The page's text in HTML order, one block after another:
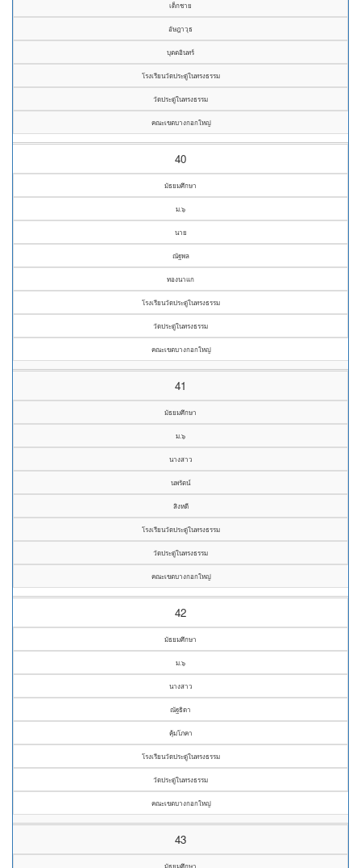
เด็กชาย
อัษฎาวุธ
บุตตอินทร์
โรงเรียนวัดประดู่ในทรงธรรม
วัดประดู่ในทรงธรรม
คณะเขตบางกอกใหญ่
40
มัธยมศึกษา
ม.๖
นาย
ณัฐพล
ทองนาแก
โรงเรียนวัดประดู่ในทรงธรรม
วัดประดู่ในทรงธรรม
คณะเขตบางกอกใหญ่
41
มัธยมศึกษา
ม.๖
นางสาว
นพรัตน์
สิงหดี
โรงเรียนวัดประดู่ในทรงธรรม
วัดประดู่ในทรงธรรม
คณะเขตบางกอกใหญ่
42
มัธยมศึกษา
ม.๖
นางสาว
ณัฐธิดา
คุ้มโภคา
โรงเรียนวัดประดู่ในทรงธรรม
วัดประดู่ในทรงธรรม
คณะเขตบางกอกใหญ่
43
มัธยมศึกษา